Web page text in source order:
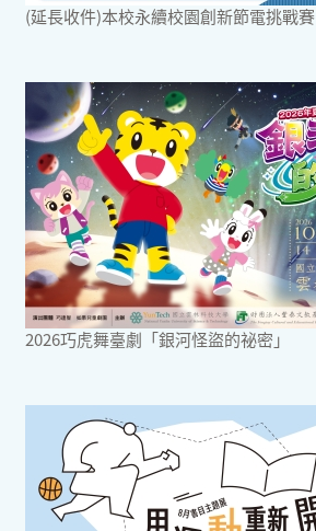
(延長收件)本校永續校園創新節電挑戰賽
2026巧虎舞臺劇「銀河怪盜的祕密」